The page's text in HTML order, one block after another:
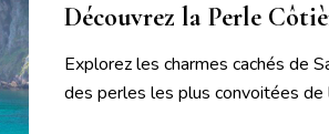
Découvrez la Perle
Explorez les charmes cachés de
des perles les plus convoitées de